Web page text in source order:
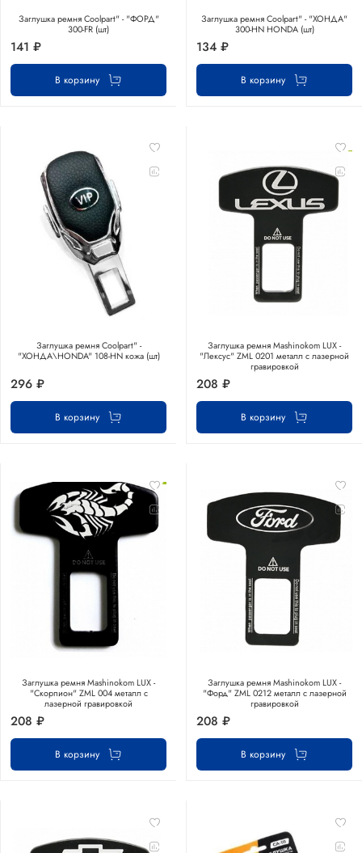
Заглушка ремня Coolpart" - "ФОРД"
300-FR (шт)
141 ₽
В корзину
Заглушка ремня Coolpart" - "ХОНДА"
300-HN HONDA (шт)
134 ₽
В корзину
Заглушка ремня Coolpart" -
"ХОНДА\HONDA" 108-HN кожа (шт)
296 ₽
В корзину
Заглушка ремня Mashinokom LUX -
"Лексус" ZML 0201 металл с лазерной
гравировкой
208 ₽
В корзину
Заглушка ремня Mashinokom LUX -
"Скорпион" ZML 004 металл с
лазерной гравировкой
208 ₽
В корзину
Заглушка ремня Mashinokom LUX -
"Форд" ZML 0212 металл с лазерной
гравировкой
208 ₽
В корзину